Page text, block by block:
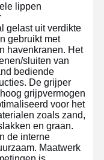
lippen
gelast uit verdikte
gebruikt met
havenkranen. Het
sluiten van
bediende
De grijper
grijpvermogen
voor het
zoals zand,
en graan.
de interne
Maatwerk